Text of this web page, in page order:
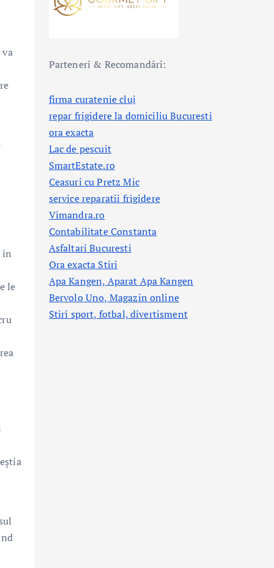
în
le
Parteneri & Recomandări:
firma curatenie cluj
repar frigidere la domiciliu Bucuresti
ora exacta
Lac de pescuit
SmartEstate.ro
Ceasuri cu Pretz Mic
service reparatii frigidere
Vimandra.ro
Contabilitate Constanta
Asfaltari Bucuresti
Ora exacta Stiri
Apa Kangen, Aparat Apa Kangen
Bervolo Uno, Magazin online
Stiri sport, fotbal,divertisment